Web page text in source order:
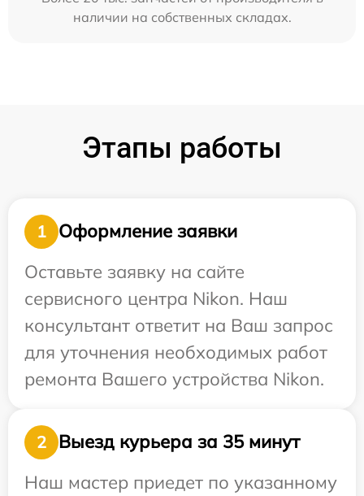
наличии на собственных складах.
Этапы работы
1
Оформление заявки
Оставьте заявку на сайте
сервисного центра Nikon. Наш
консультант ответит на Ваш запрос
для уточнения необходимых работ
ремонта Вашего устройства Nikon.
2
Выезд курьера за 35 минут
Наш мастер приедет по указанному